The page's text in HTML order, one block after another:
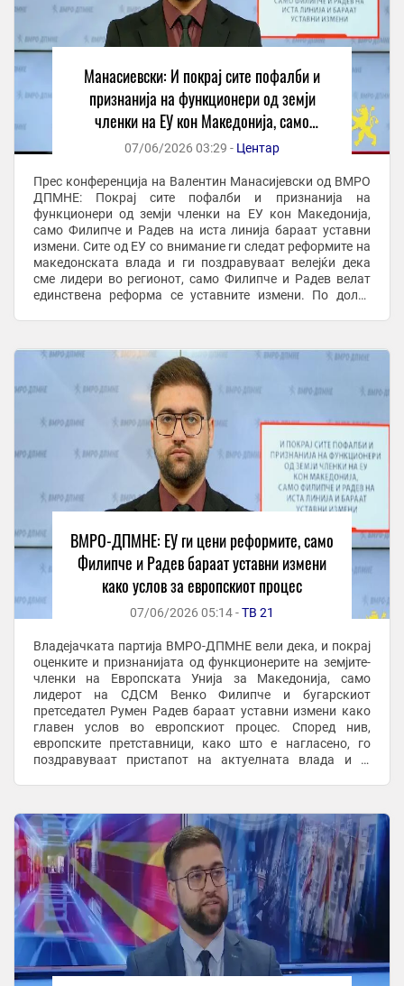
Манасиевски: И покрај сите пофалби и
признанија на функционери од земји
членки на ЕУ кон Македонија, само
Филипче и Радев на иста линија и бараат
07/06/2026 03:29 - Центар
Прес конференција на Валентин Манасијевски од ВМРО
ДПМНЕ: Покрај сите пофалби и признанија на
функционери од земји членки на ЕУ кон Македонија,
само Филипче и Радев на иста линија бараат уставни
измени. Сите од ЕУ со внимание ги следат реформите на
македонската влада и ги поздравуваат велејќи дека
сме лидери во регионот, само Филипче и Радев велат
единствена реформа се уставните измени. По долго
ВМРО-ДПМНЕ: ЕУ ги цени реформите, само
Филипче и Радев бараат уставни измени
како услов за европскиот процес
07/06/2026 05:14 -ТВ 21
Владејачката партија ВМРО-ДПМНЕ вели дека, и покрај
оценките и признанијата од функционерите на земјите-
членки на Европската Унија за Македонија, само
лидерот на СДСМ Венко Филипче и бугарскиот
претседател Румен Радев бараат уставни измени како
главен услов во европскиот процес. Според нив,
европските претставници, како што е нагласено, го
поздравуваат пристапот на актуелната влада и ја